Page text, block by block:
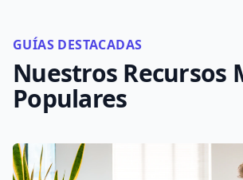
GUÍAS DESTACADAS
Nuestros Recursos
Populares